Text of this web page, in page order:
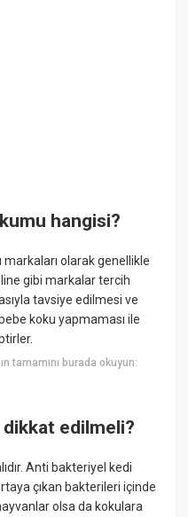
hangisi?
olarak genellikle
gibi markalar tercih
tavsiye edilmesi ve
koku yapmaması ile
tamamını burada okuyun:
edilmeli?
Anti bakteriyel kedi
çıkan bakterileri içinde
olsa da kokulara